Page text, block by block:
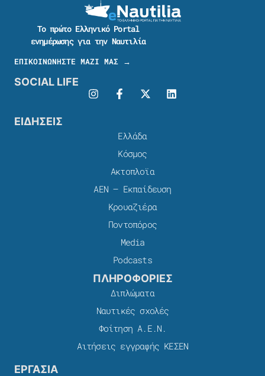
Το πρώτο Ελληνικό Portal
ενημέρωσης για την Ναυτιλία
ΕΠΙΚΟΙΝΩΝΗΣΤΕ ΜΑΖΙ ΜΑΣ →
SOCIAL LIFE
ΕΙΔΗΣΕΙΣ
Ελλάδα
Κόσμος
Ακτοπλοϊα
ΑΕΝ – Εκπαίδευση
Κρουαζιέρα
Ποντοπόρος
Media
Podcasts
ΠΛΗΡΟΦΟΡΙΕΣ
Διπλώματα
Ναυτικές σχολές
Φοίτηση Α.Ε.Ν.
Αιτήσεις εγγραφής ΚΕΣΕΝ
ΕΡΓΑΣΙΑ